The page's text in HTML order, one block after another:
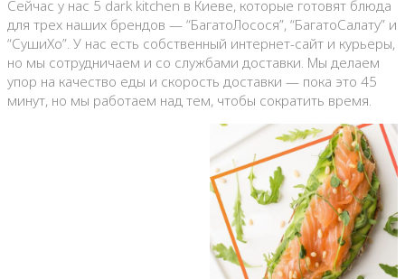
Сейчас у нас 5 dark kitchen в Киеве, которые готовят блюда
для трех наших брендов — “БагатоЛосося”, “БагатоСалату” и
“СушиХо”. У нас есть собственный интернет-сайт и курьеры,
но мы сотрудничаем и со службами доставки. Мы делаем
упор на качество еды и скорость доставки — пока это 45
минут, но мы работаем над тем, чтобы сократить время.